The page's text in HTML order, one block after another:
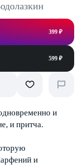
399 ₽
599 ₽
и
и притча.
и